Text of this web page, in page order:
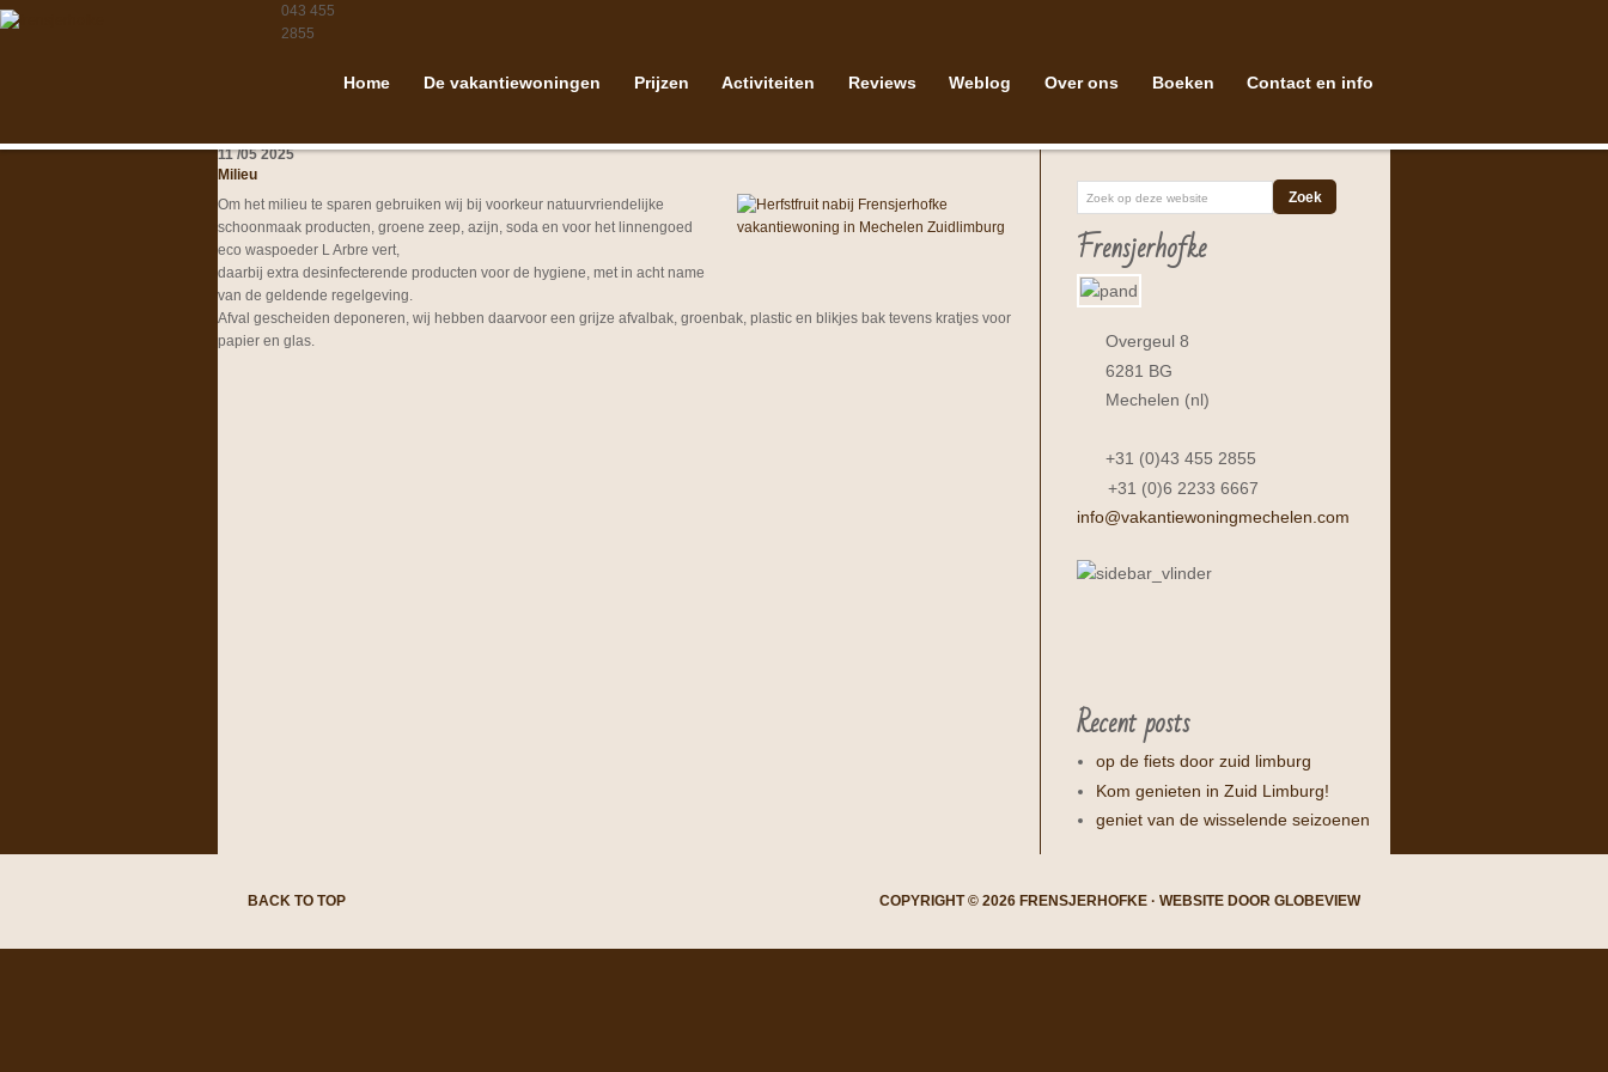
043 455
2855
Home De vakantiewoningen Prijzen Activiteiten Reviews Weblog Over ons Boeken Contact en info
11 /05 2025
Milieu
Om het milieu te sparen gebruiken wij bij voorkeur natuurvriendelijke
schoonmaak producten, groene zeep, azijn, soda en voor het linnengoed
eco waspoeder L Arbre vert,
daarbij extra desinfecterende producten voor de hygiene, met in acht name
van de geldende regelgeving.
Afval gescheiden deponeren, wij hebben daarvoor een grijze afvalbak, groenbak, plastic en blikjes bak tevens kratjes voor
papier en glas.
Frensjerhofke
Overgeul 8
6281 BG
Mechelen (nl)
+31 (0)43 455 2855
+31 (0)6 2233 6667
info@vakantiewoningmechelen.com
Recent posts
op de fiets door zuid limburg
Kom genieten in Zuid Limburg!
geniet van de wisselende seizoenen
BACK TO TOP COPYRIGHT © 2026 FRENSJERHOFKE · WEBSITE DOOR GLOBEVIEW